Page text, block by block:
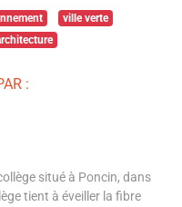
ville verte
:
situé à Poncin, dans
tient à éveiller la fibre